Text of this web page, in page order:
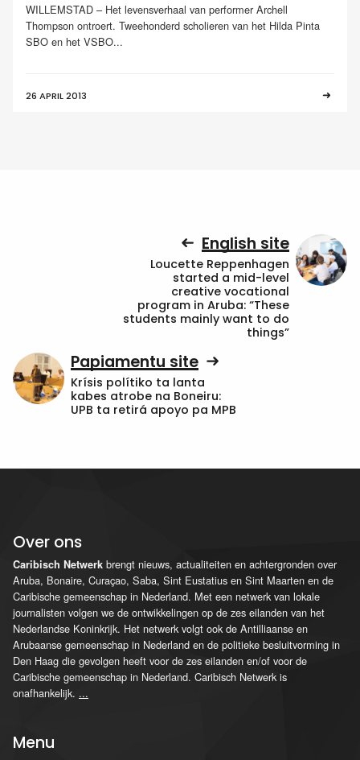
WILLEMSTAD – Het levensverhaal van performer Archell
Thompson ontroert. Tweehonderd scholieren van het Hilda Pinta
SBO en het VSBO...
26 APRIL 2013
English site
Loucette Reppenhagen
started a mid-level
creative vocational
program in Aruba: “These
students mainly want to do
things”
Papiamentu site
Krísis polítiko ta lanta
kabes atrobe na Boneiru:
UPB ta retirá apoyo pa MPB
Over ons
Caribisch Netwerk brengt nieuws, actualiteiten en achtergronden over
Aruba, Bonaire, Curaçao, Saba, Sint Eustatius en Sint Maarten en de
Caribische gemeenschap in Nederland. Met een netwerk van lokale
journalisten volgen we de ontwikkelingen op de zes eilanden van het
Nederlandse Koninkrijk. Het netwerk volgt ook de Antilliaanse en
Arubaanse gemeenschap in Nederland en de politieke besluitvorming in
Den Haag die gevolgen heeft voor de zes eilanden en/of voor de
Caribische gemeenschap in Nederland. Caribisch Netwerk is
onafhankelijk. ...
Menu